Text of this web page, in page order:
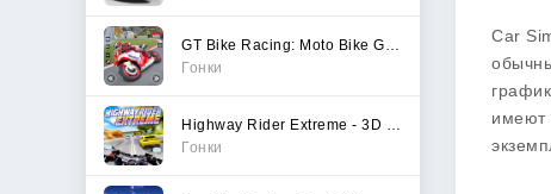
Гонки
Гонки
Car
имеют